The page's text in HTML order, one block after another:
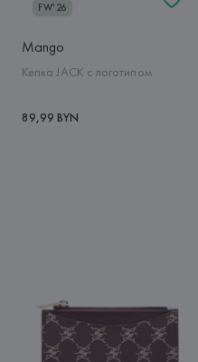
FW'26
Mango
Кепка JACK с логотипом
89,99 BYN